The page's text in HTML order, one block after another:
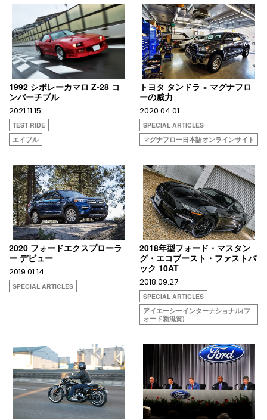
1992 シボレーカマロ Z-28 コ
ンバーチブル
2021.11.15
TEST RIDE
エイブル
トヨタ タンドラ × マグナフロ
ーの威力
2020.04.01
SPECIAL ARTICLES
マグナフロー日本語オンラインサイト
2020 フォードエクスプローラ
ー デビュー
2019.01.14
SPECIAL ARTICLES
2018年型フォード・マスタン
グ・エコブースト・ファストバ
ック 10AT
2018.09.27
SPECIAL ARTICLES
アイエーシーインターナショナル(フ
ォード新滋賀)